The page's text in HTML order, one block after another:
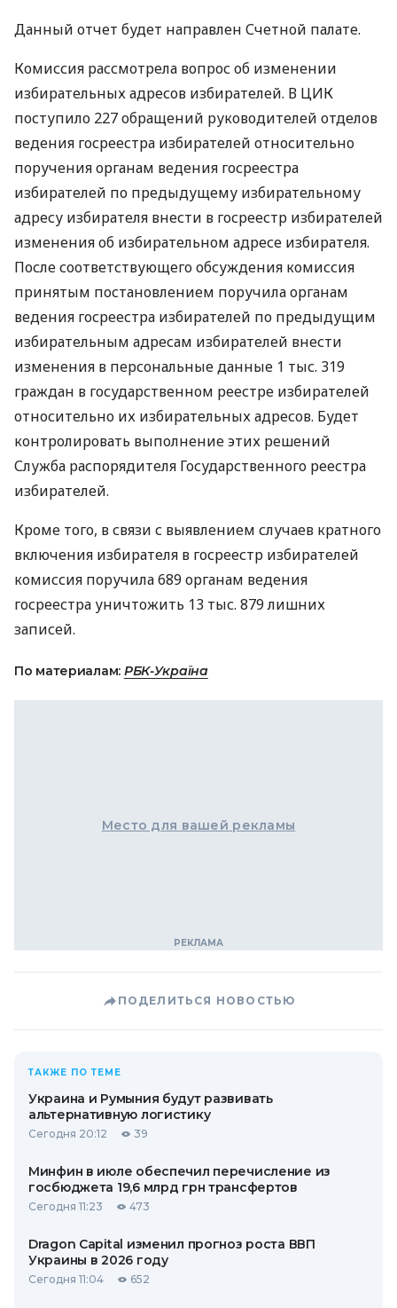
Данный отчет будет направлен Счетной палате.
Комиссия рассмотрела вопрос об изменении
избирательных адресов избирателей. В ЦИК
поступило 227 обращений руководителей отделов
ведения госреестра избирателей относительно
поручения органам ведения госреестра
избирателей по предыдущему избирательному
адресу избирателя внести в госреестр избирателей
изменения об избирательном адресе избирателя.
После соответствующего обсуждения комиссия
принятым постановлением поручила органам
ведения госреестра избирателей по предыдущим
избирательным адресам избирателей внести
изменения в персональные данные 1 тыс. 319
граждан в государственном реестре избирателей
относительно их избирательных адресов. Будет
контролировать выполнение этих решений
Служба распорядителя Государственного реестра
избирателей.
Кроме того, в связи с выявлением случаев кратного
включения избирателя в госреестр избирателей
комиссия поручила 689 органам ведения
госреестра уничтожить 13 тыс. 879 лишних
записей.
По материалам: РБК-Україна
Место для вашей рекламы
ПОДЕЛИТЬСЯ НОВОСТЬЮ
ТАКЖЕ ПО ТЕМЕ
Украина и Румыния будут развивать
альтернативную логистику
Сегодня 20:12 39
Минфин в июле обеспечил перечисление из
госбюджета 19,6 млрд грн трансфертов
Сегодня 11:23 473
Dragon Capital изменил прогноз роста ВВП
Украины в 2026 году
Сегодня 11:04 652